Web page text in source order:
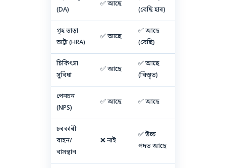
(DA)
✅ আছে
(বেছি হাৰ)
গৃহ ভাড়া
ভাট্টা (HRA)
✅ আছে
✅ আছে
(বেছি)
চিকিৎসা
সুবিধা
✅ আছে
✅ আছে
(বিস্তৃত)
পেনচন
(NPS)
✅ আছে ✅ আছে
চৰকাৰী
বাহন/
বাসস্থান
❌ নাই
✅ উচ্চ
পদত আছে